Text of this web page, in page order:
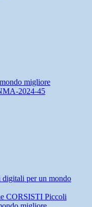
migliore
2024-45
per un mondo
CORSISTI Piccoli